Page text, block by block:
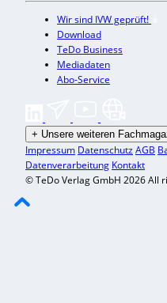
Wir sind IVW geprüft!
Download
TeDo Business
Mediadaten
Abo-Service
+ Unsere weiteren
Impressum DatenschutzAGB
Datenverarbeitung Kontakt
© TeDo Verlag GmbH 2026 All